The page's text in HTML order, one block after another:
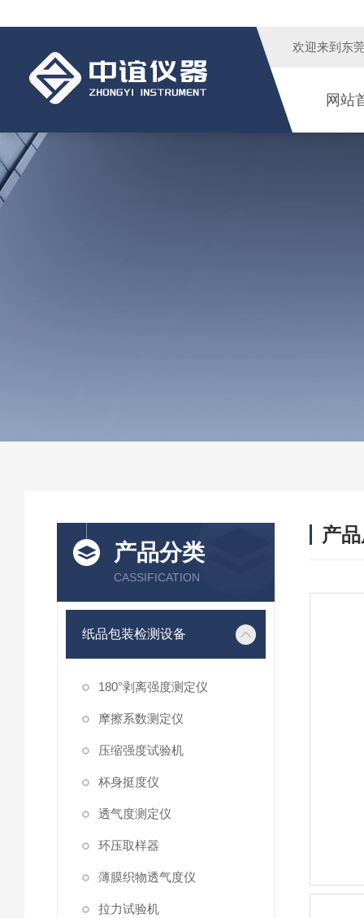
欢迎来到 东
网站
产品分类
CASSIFICATION
纸品包装检测设备
180°剥离强度测定仪
摩擦系数测定仪
压缩强度试验机
杯身挺度仪
透气度测定仪
环压取样器
薄膜织物透气度仪
拉力试验机
产